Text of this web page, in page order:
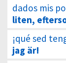
dados mis
liten,
¡qué sed
jag är!